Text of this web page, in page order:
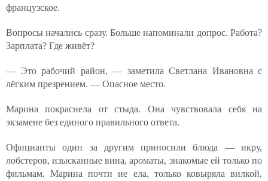
французское.
Вопросы начались сразу. Больше напоминали допрос. Работа?
Зарплата? Где живёт?
— Это рабочий район, — заметила Светлана Ивановна с
лёгким презрением. — Опасное место.
Марина покраснела от стыда. Она чувствовала себя на
экзамене без единого правильного ответа.
Официанты один за другим приносили блюда — икру,
лобстеров, изысканные вина, ароматы, знакомые ей только по
фильмам. Марина почти не ела, только ковыряла вилкой,